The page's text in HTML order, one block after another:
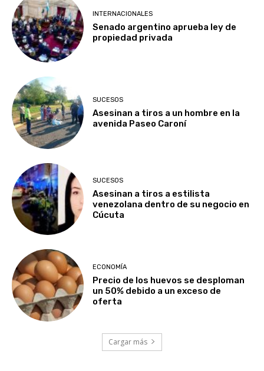
INTERNACIONALES
Senado argentino aprueba ley de
propiedad privada
SUCESOS
Asesinan a tiros a un hombre en la
avenida Paseo Caroní
SUCESOS
Asesinan a tiros a estilista
venezolana dentro de su negocio en
Cúcuta
ECONOMÍA
Precio de los huevos se desploman
un 50% debido a un exceso de
oferta
Cargar más